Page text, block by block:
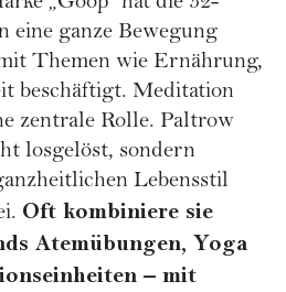
eine ganze Bewegung
Themen wie Ernährung,
beschäftigt. Meditation
zentrale Rolle. Paltrow
losgelöst, sondern
Lebensstil
Oft kombiniere sie
Atemübungen, Yoga
– mit